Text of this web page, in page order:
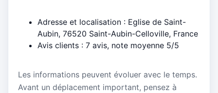
Adresse et localisation : Eglise de Saint-
Aubin, 76520 Saint-Aubin-Celloville, France
Avis clients : 7 avis, note moyenne 5/5
Les informations peuvent évoluer avec le temps.
Avant un déplacement important, pensez à